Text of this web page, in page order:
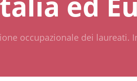
occupazionale dei